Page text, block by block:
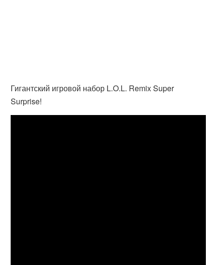
Гигантский игровой набор L.O.L. Remix Super
Surprise!